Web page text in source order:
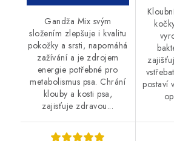
Gandža Mix svým
složením zlepšuje i kvalitu
pokožky a srsti, napomáhá
zažívání a je zdrojem
energie potřebné pro
metabolismus psa. Chrání
klouby a kosti psa,
zajisťuje zdravou...
postaví